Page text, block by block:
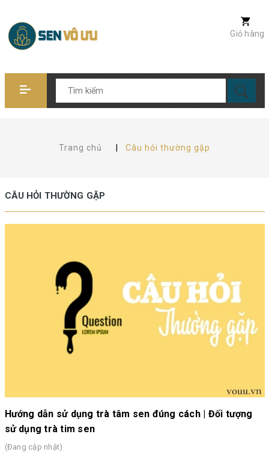
Giỏ hàng
Trang chủ Câu hỏi thường gặp
CÂU HỎI THƯỜNG GẶP
Hướng dẫn sử dụng trà tâm sen đúng cách | Đối tượng
sử dụng trà tim sen
(Đang cập nhật)